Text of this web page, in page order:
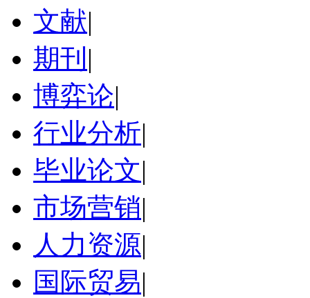
文献|
期刊 |
博弈论|
行业分析|
毕业论文|
市场营销|
人力资源|
国际贸易|